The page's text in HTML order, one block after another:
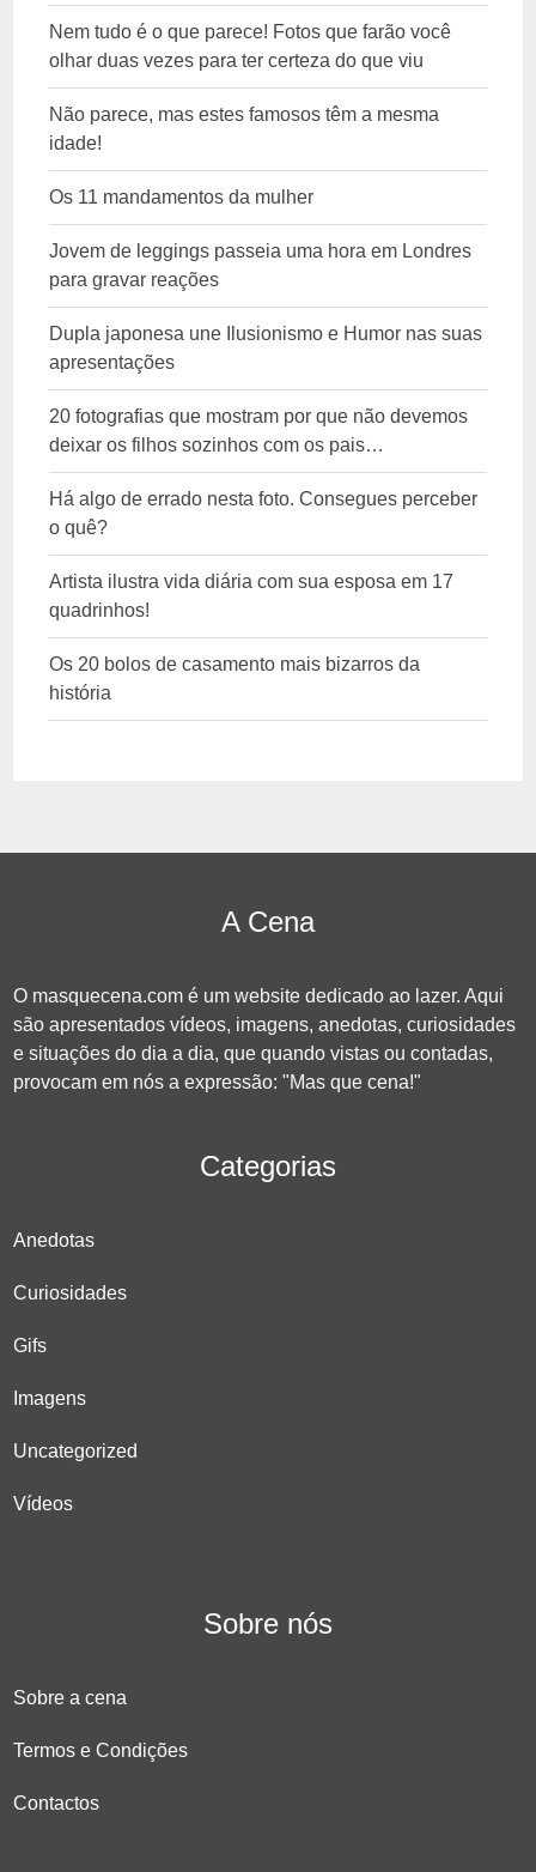
Nem tudo é o que parece! Fotos que farão você
olhar duas vezes para ter certeza do que viu
Não parece, mas estes famosos têm a mesma
idade!
Os 11 mandamentos da mulher
Jovem de leggings passeia uma hora em Londres
para gravar reações
Dupla japonesa une Ilusionismo e Humor nas suas
apresentações
20 fotografias que mostram por que não devemos
deixar os filhos sozinhos com os pais…
Há algo de errado nesta foto. Consegues perceber
o quê?
Artista ilustra vida diária com sua esposa em 17
quadrinhos!
Os 20 bolos de casamento mais bizarros da
história
A Cena
O masquecena.com é um website dedicado ao lazer. Aqui
são apresentados vídeos, imagens, anedotas, curiosidades
e situações do dia a dia, que quando vistas ou contadas,
provocam em nós a expressão: "Mas que cena!"
Categorias
Anedotas
Curiosidades
Gifs
Imagens
Uncategorized
Vídeos
Sobre nós
Sobre a cena
Termos e Condições
Contactos